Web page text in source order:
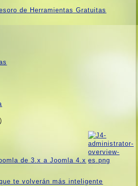
de Herramientas Gratuitas
de 3.x a Joomla 4.x
te volverán más inteligente